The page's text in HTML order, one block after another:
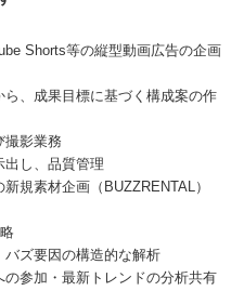
Shorts等の縦型動画広告の企画
ら、成果目標に基づく構成案の作
撮影業務
出し、品質管理
規素材企画（BUZZRENTAL）
バズ要因の構造的な解析
の参加・最新トレンドの分析共有